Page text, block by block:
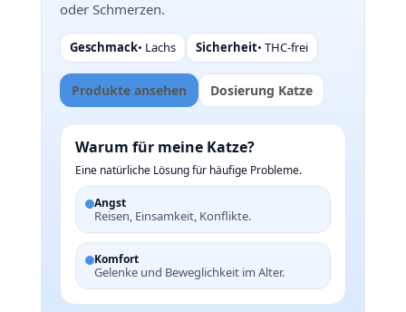
oder Schmerzen.
Geschmack• Lachs Sicherheit• THC-frei
Produkte ansehen Dosierung Katze
Warum für meine Katze?
Eine natürliche Lösung für häufige Probleme.
Angst
Reisen, Einsamkeit, Konflikte.
Komfort
Gelenke und Beweglichkeit im Alter.